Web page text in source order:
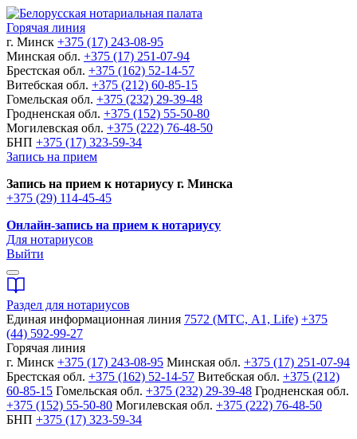
Горячая линия
г. Минск +375 (17) 243-08-95
Минская обл. +375 (17) 251-07-94
Брестская обл. +375 (162) 52-14-57
Витебская обл. +375 (212) 60-85-15
Гомельская обл. +375 (232) 29-39-48
Гродненская обл. +375 (152) 55-50-80
Могилевская обл. +375 (222) 76-48-50
БНП +375 (17) 323-59-34
Запись на прием
Запись на прием к нотариусу г. Минска
+375 (29) 114-45-45
Онлайн-запись на прием к нотариусу
Для нотариусов
Выйти
Раздел для нотариусов
Единая информационная линия 7572 (МТС, A1, Life) +375
(44) 592-99-27
Горячая линия
г. Минск +375 (17) 243-08-95 Минская обл. +375 (17) 251-07-94
Брестская обл. +375 (162) 52-14-57 Витебская обл. +375 (212)
60-85-15 Гомельская обл. +375 (232) 29-39-48 Гродненская обл.
+375 (152) 55-50-80 Могилевская обл. +375 (222) 76-48-50
БНП +375 (17) 323-59-34